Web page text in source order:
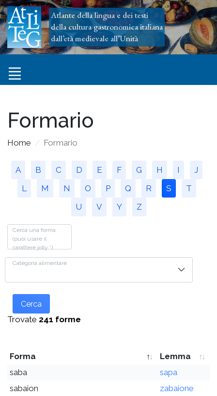
Atlante della lingua e dei testi
della cultura gastronomica italiana
dall’età medievale all’Unità
Formario
Home Formario
A B C D E F G H I
J
L
M N O P Q R S
T
U
V Y Z
Cerca una forma
(puoi usare il
carattere jolly *)
Categoria alimentare
Cerca
Trovate 241 forme
Forma
Lemma
saba
sapa
sabaion
zabaione